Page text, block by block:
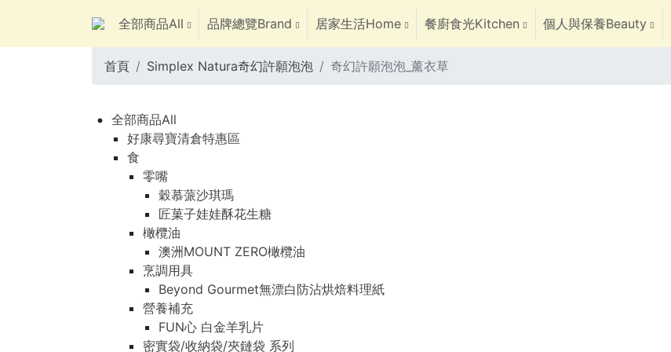
全部商品All 品牌總覽Brand 居家生活Home 餐廚食光Kitchen 個人與保養Beauty
首頁 Simplex Natura奇幻許願泡泡 奇幻許願泡泡_薰衣草
全部商品All
好康尋寶清倉特惠區
食
零嘴
穀慕蒎沙琪瑪
匠菓子娃娃酥花生糖
橄欖油
澳洲MOUNT ZERO橄欖油
烹調用具
Beyond Gourmet無漂白防沾烘焙料理紙
營養補充
FUN心 白金羊乳片
密實袋/收納袋/夾鏈袋 系列